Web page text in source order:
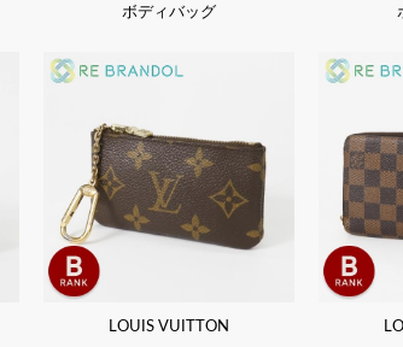
ボディバッグ
LOUIS VUITTON